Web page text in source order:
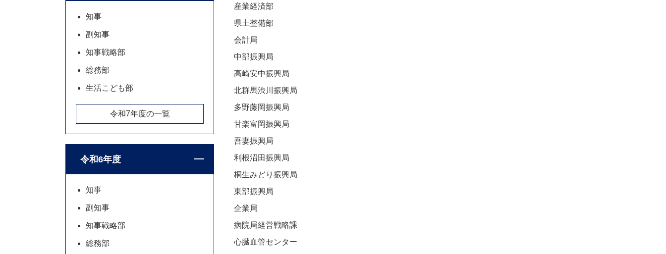
産業経済部
県土整備部
会計局
中部振興局
高崎安中振興局
北群馬渋川振興局
多野藤岡振興局
甘楽富岡振興局
吾妻振興局
利根沼田振興局
桐生みどり振興局
東部振興局
企業局
病院局経営戦略課
心臓血管センター
知事
副知事
知事戦略部
総務部
生活こども部
令和7年度の一覧
令和6年度
知事
副知事
知事戦略部
総務部